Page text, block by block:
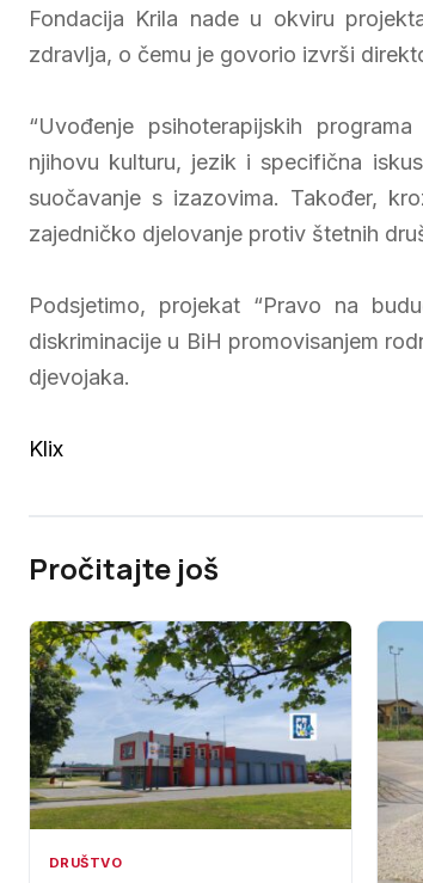
Fondacija Krila nade u okviru
zdravlja, o čemu je govorio izvrši
“Uvođenje psihoterapijskih
njihovu kulturu, jezik i specifična
suočavanje s izazovima. Također,
zajedničko djelovanje protiv štetnih
Podsjetimo, projekat “Pravo na
diskriminacije u BiH promovisanjem
djevojaka.
Klix
Pročitajte još
DRUŠTVO